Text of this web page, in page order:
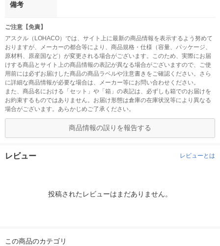
備考
ご注意【免責】
アスクル（LOHACO）では、サイト上に最新の商品情報を表示するよう努めて
おりますが、メーカーの都合等により、商品規格・仕様（容量、パッケージ、
原材料、原産国など）が変更される場合がございます。このため、実際にお届
けする商品とサイト上の商品情報の表記が異なる場合がございますので、ご使
用前には必ずお届けした商品の商品ラベルや注意書きをご確認ください。さら
に詳細な商品情報が必要な場合は、メーカー等にお問い合わせください。
また、商品名における「セット」や「箱」の表記は、必ずしも箱でのお届けを
お約束するものではありません。お届け形態は倉庫の在庫状況等により異なる
場合がございます。あらかじめご了承ください。
商品情報の誤りを報告する
レビュー レビューとは
投稿されたレビューはまだありません。
この商品のカテゴリ